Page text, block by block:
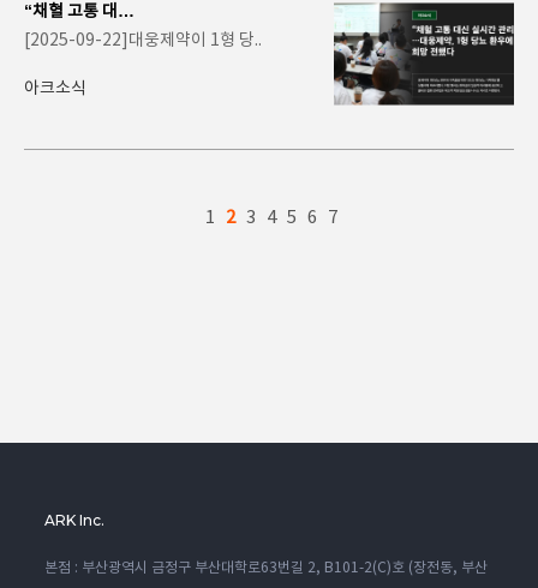
“채혈 고통 대신
실시간 관리”…
대웅제약, 1형 당
뇨..
[2025-09-22]대웅제약이 1형 당..
아크소식
1 2 3 4 5 6 7
ARK Inc.
본점 : 부산광역시 금정구 부산대학로63번길 2, B101-2(C)호 (장전동, 부산